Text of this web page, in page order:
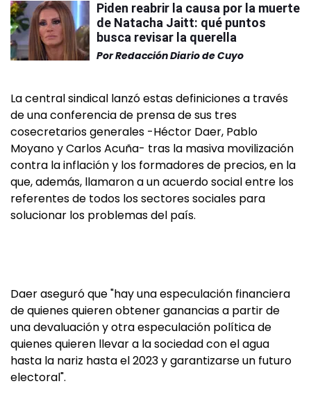
Piden reabrir la causa por la muerte
de Natacha Jaitt: qué puntos
busca revisar la querella
PorRedacción Diario de Cuyo
La central sindical lanzó estas definiciones a través
de una conferencia de prensa de sus tres
cosecretarios generales -Héctor Daer, Pablo
Moyano y Carlos Acuña- tras la masiva movilización
contra la inflación y los formadores de precios, en la
que, además, llamaron a un acuerdo social entre los
referentes de todos los sectores sociales para
solucionar los problemas del país.
Daer aseguró que "hay una especulación financiera
de quienes quieren obtener ganancias a partir de
una devaluación y otra especulación política de
quienes quieren llevar a la sociedad con el agua
hasta la nariz hasta el 2023 y garantizarse un futuro
electoral".